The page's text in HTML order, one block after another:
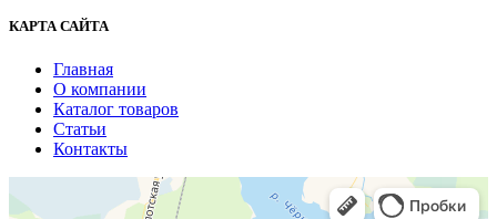
КАРТА САЙТА
Главная
О компании
Каталог товаров
Статьи
Контакты